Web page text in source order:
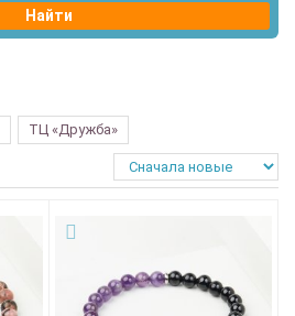
Найти
ТЦ «Дружба»